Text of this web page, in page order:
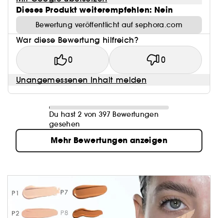
Dieses Produkt weiterempfehlen: Nein
Bewertung veröffentlicht auf sephora.com
War diese Bewertung hilfreich?
0 0
Unangemessenen Inhalt melden
Du hast 2 von 397 Bewertungen
gesehen
Mehr Bewertungen anzeigen